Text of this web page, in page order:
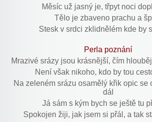
Měsíc už jasný je, třpyt noci
Tělo je zbaveno prachu a
Stesk v srdci zklidnělém kde by
Perla poznání
Mrazivé srázy jsou krásnější, čím
Není však nikoho, kdo by tou
Na zeleném srázu osamělý křik opic se
dál
Já sám s kým bych se ještě tu
Spokojen žiji, jak jsem si přál, a tak